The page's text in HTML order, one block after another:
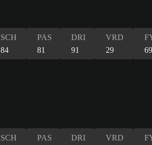
SCH
84
PAS
81
DRI
91
VRD
29
69
SCH
PAS
DRI
VRD